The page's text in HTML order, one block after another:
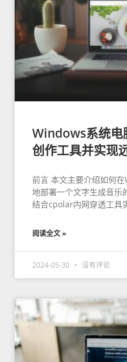
Windows系统电
创作工具并实现
前言 本文主要介绍如何
地部署一个文字生成音乐
结合cpolar内网穿透工具
阅读全文 »
2024-05-30 没有评论